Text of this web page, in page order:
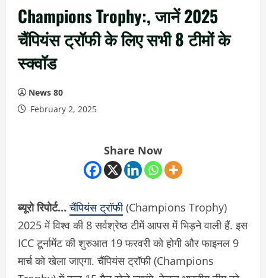
Champions Trophy:, जानें 2025
चैंपियंस ट्रॉफी के लिए सभी 8 टीमों के
स्क्वॉड
News 80
February 2, 2025
Share Now
ब्यूरो रिपोर्ट… चैंपियंस ट्रॉफी(Champions Trophy)
2025 में विश्व की 8 सर्वश्रेष्ठ टीमें आपस में भिड़ने वाली हैं. इस
ICC टूर्नामेंट की शुरुआत 19 फरवरी को होगी और फाइनल 9
मार्च को खेला जाएगा. चैंपियंस ट्रॉफी (Champions